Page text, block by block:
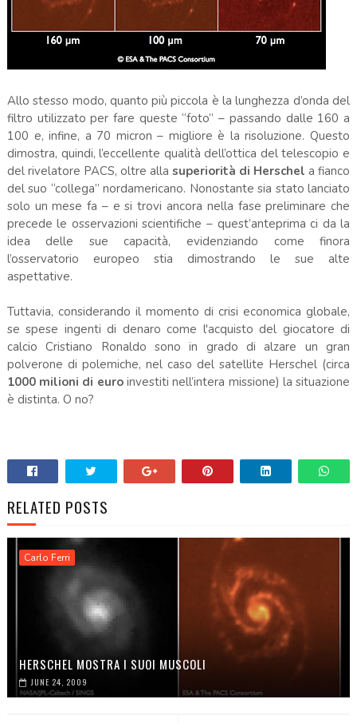
Allo stesso modo, quanto più piccola è la lunghezza d’onda del
filtro utilizzato per fare queste “foto” – passando dalle 160 a
100 e, infine, a 70 micron – migliore è la risoluzione. Questo
dimostra, quindi, l’eccellente qualità dell’ottica del telescopio e
del rivelatore PACS, oltre alla superiorità di Herschel a fianco
del suo “collega” nordamericano. Nonostante sia stato lanciato
solo un mese fa – e si trovi ancora nella fase preliminare che
precede le osservazioni scientifiche – quest’anteprima ci da la
idea delle sue capacità, evidenziando come finora
l’osservatorio europeo stia dimostrando le sue alte
aspettative.
Tuttavia, considerando il momento di crisi economica globale,
se spese ingenti di denaro come l'acquisto del giocatore di
calcio Cristiano Ronaldo sono in grado di alzare un gran
polverone di polemiche, nel caso del satellite Herschel (circa
1000 milioni di euro investiti nell’intera missione) la situazione
è distinta. O no?
RELATED POSTS
Carlo Ferri
HERSCHEL MOSTRA I SUOI MUSCOLI
JUNE 24, 2009